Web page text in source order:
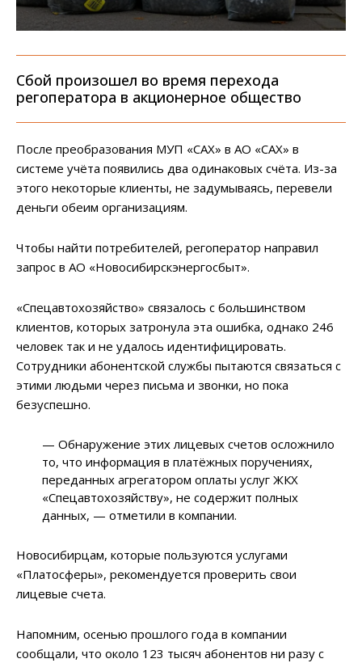
Сбой произошел во время перехода
регоператора в акционерное общество
После преобразования МУП «САХ» в АО «САХ» в
системе учёта появились два одинаковых счёта. Из-за
этого некоторые клиенты, не задумываясь, перевели
деньги обеим организациям.
Чтобы найти потребителей, регоператор направил
запрос в АО «Новосибирскэнергосбыт».
«Спецавтохозяйство» связалось с большинством
клиентов, которых затронула эта ошибка, однако 246
человек так и не удалось идентифицировать.
Сотрудники абонентской службы пытаются связаться с
этими людьми через письма и звонки, но пока
безуспешно.
— Обнаружение этих лицевых счетов осложнило
то, что информация в платёжных поручениях,
переданных агрегатором оплаты услуг ЖКХ
«Спецавтохозяйству», не содержит полных
данных, — отметили в компании.
Новосибирцам, которые пользуются услугами
«Платосферы», рекомендуется проверить свои
лицевые счета.
Напомним, осенью прошлого года в компании
сообщали, что около 123 тысяч абонентов ни разу с